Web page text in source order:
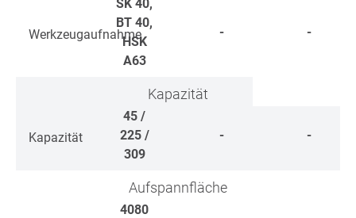
Werkzeugaufnahme
SK 40,
BT 40,
HSK
A63
- -
Kapazität
Kapazität
45 /
225 /
309
- -
Aufspannfläche
4080